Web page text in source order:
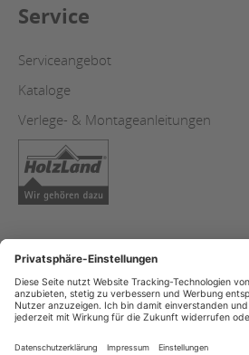
Service
Serviceangebot
Kataloge
Verlege- & Montageanleitungen
AGB